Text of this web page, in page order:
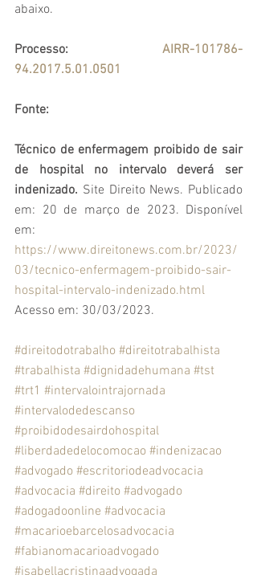
abaixo.
Processo: AIRR-101786-
94.2017.5.01.0501
Fonte:
Técnico de enfermagem proibido de sair
de hospital no intervalo deverá ser
indenizado. Site Direito News. Publicado
em: 20 de março de 2023. Disponível
https://www.direitonews.com.br/2023/
03/tecnico-enfermagem-proibido-sair-
hospital-intervalo-indenizado.html
Acesso em: 30/03/2023.
#direitodotrabalho #direitotrabalhista
#trabalhista #dignidadehumana #tst
#trt1 #intervalointrajornada
#intervalodedescanso
#proibidodesairdohospital
#liberdadedelocomocao #indenizacao
#advogado #escritoriodeadvocacia
#advocacia #direito #advogado
#adogadoonline #advocacia
#macarioebarcelosadvocacia
#fabianomacarioadvogado
#isabellacristinaadvogada